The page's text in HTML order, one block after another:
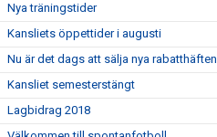
Nya träningstider
Kansliets öppettider i augusti
Nu är det dags att sälja nya rabatthäften
Kansliet semesterstängt
Lagbidrag 2018